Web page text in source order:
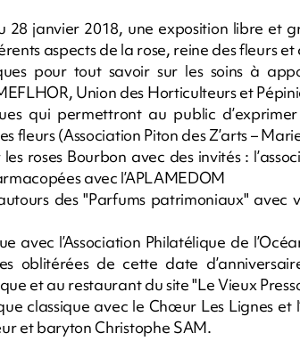
28 janvier 2018, une exposition libre et
aspects de la rose, reine des fleurs
pour tout savoir sur les soins à
Union des Horticulteurs et
qui permettront au public
fleurs (Association Piton des Z’arts –
roses Bourbon avec des invités :
avec l’APLAMEDOM
des "Parfums patrimoniaux" avec
avec l’Association Philatélique de
oblitérées de cette date
et au restaurant du site "Le Vieux
classique avec le Chœur Les Lignes et
et baryton Christophe SAM.